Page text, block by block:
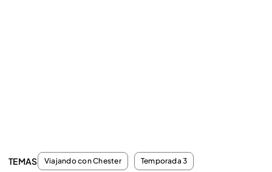
TEMAS Viajando con Chester Temporada 3